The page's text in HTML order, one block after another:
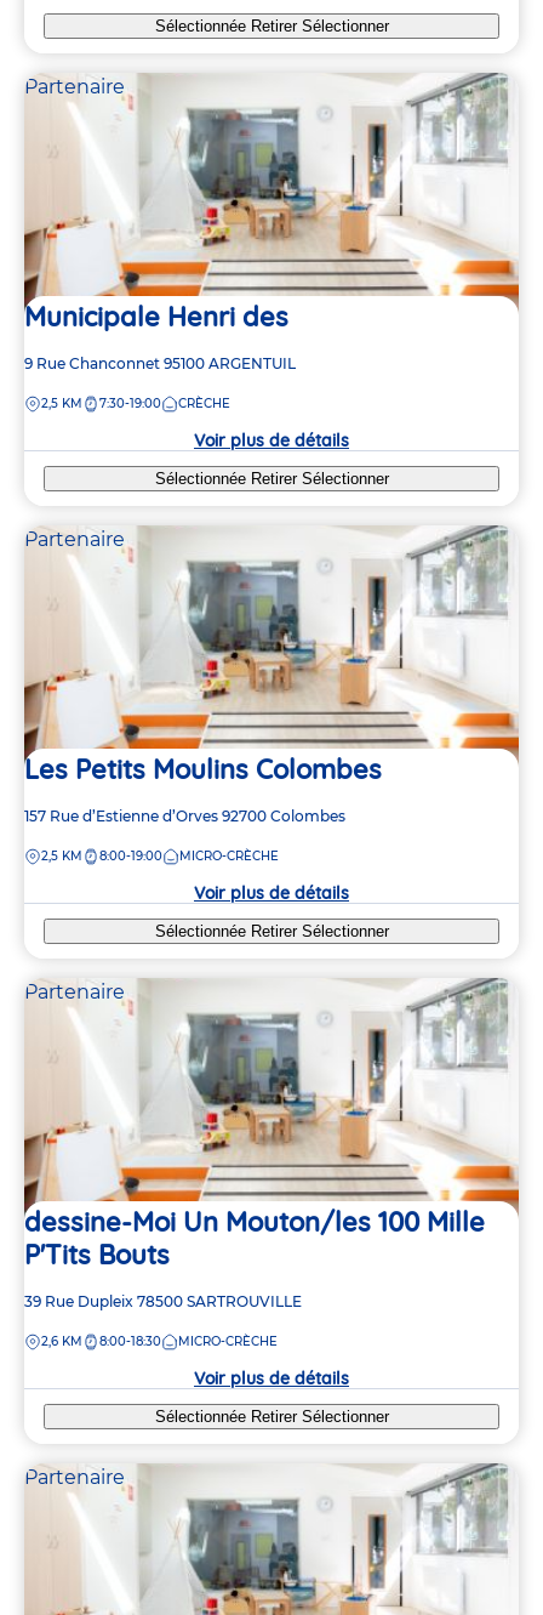
Sélectionnée Retirer Sélectionner
Partenaire
Municipale Henri des
Adresse
la
9 Rue Chanconnet 95100 ARGENTUIL
DISTANCE
2,5 KM 7:30-19:00 CRÈCHE
Voir plus de détails
Sélectionnée Retirer Sélectionner
Partenaire
Les Petits Moulins Colombes
Adresse
la
157 Rue d’Estienne d’Orves 92700 Colombes
DISTANCE
2,5 KM 8:00-19:00 MICRO-CRÈCHE
Voir plus de détails
Sélectionnée Retirer Sélectionner
Partenaire
dessine-Moi Un Mouton/les 100 Mille
P'Tits Bouts
Adresse
la
39 Rue Dupleix 78500 SARTROUVILLE
DISTANCE
2,6 KM 8:00-18:30 MICRO-CRÈCHE
Voir plus de détails
Sélectionnée Retirer Sélectionner
Partenaire